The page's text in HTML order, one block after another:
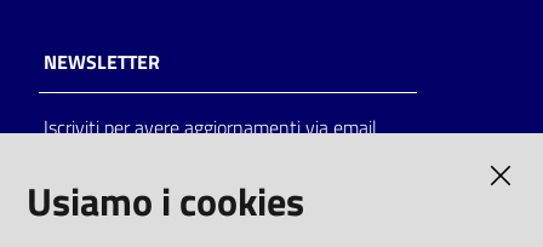
Catalogo
on line
NEWSLETTER
Iscriviti per avere aggiornamenti via email
Usiamo i cookies